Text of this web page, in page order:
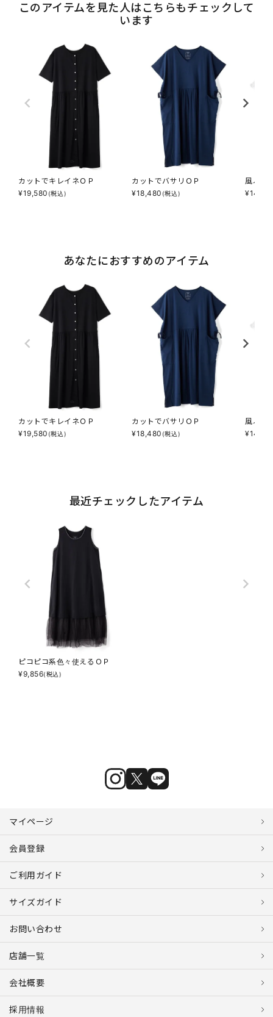
このアイテムを見た人はこちらもチェックして
います
カットでキレイネＯＰ
¥19,580 (税込)
カットでバサリＯＰ
¥18,480 (税込)
風ふわ
¥
あなたにおすすめのアイテム
カットでキレイネＯＰ
¥19,580 (税込)
カットでバサリＯＰ
¥18,480 (税込)
風ふわ
¥
最近チェックしたアイテム
ピコピコ系色々使えるＯＰ
¥9,856(税込)
マイページ
会員登録
ご利用ガイド
サイズガイド
お問い合わせ
店舗一覧
会社概要
採用情報